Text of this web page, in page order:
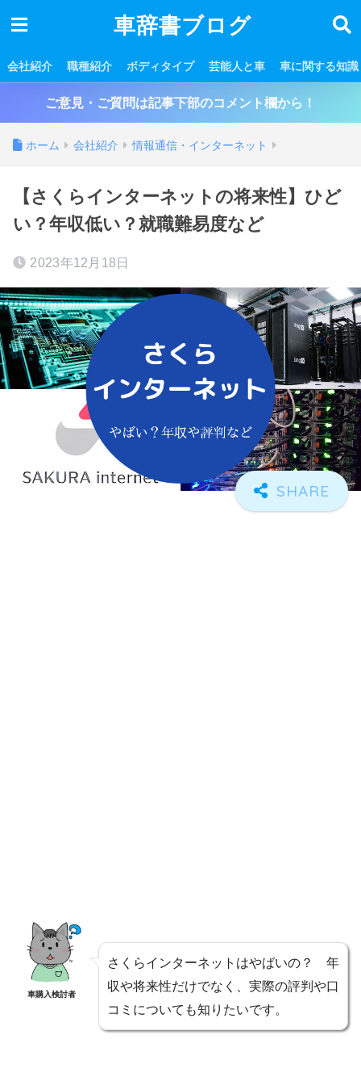
車辞書ブログ
会社紹介 職種紹介 ボディタイプ 芸能人と車 車に関する知識
ご意見・ご質問は記事下部のコメント欄から！
ホーム 会社紹介 情報通信・インターネット
【さくらインターネットの将来性】ひど
い？年収低い？就職難易度など
2023年12月18日
車購入検討者
さくらインターネットはやばいの？ 年
収や将来性だけでなく、実際の評判や口
コミについても知りたいです。